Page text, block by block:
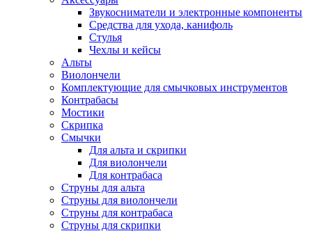
Звукосниматели и электронные компоненты
Средства для ухода, канифоль
Стулья
Чехлы и кейсы
Альты
Виолончели
Комплектующие для смычковых инструментов
Контрабасы
Мостики
Скрипка
Смычки
Для альта и скрипки
Для виолончели
Для контрабаса
Струны для альта
Струны для виолончели
Струны для контрабаса
Струны для скрипки